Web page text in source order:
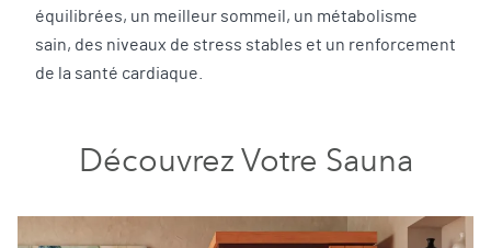
équilibrées, un meilleur sommeil, un métabolisme
sain, des niveaux de stress stables et un renforcement
de la santé cardiaque.
Découvrez Votre Sauna